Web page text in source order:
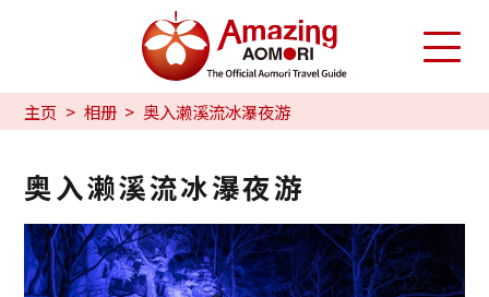
主页 相册 奥入濑溪流冰瀑夜游
奥入濑溪流冰瀑夜游